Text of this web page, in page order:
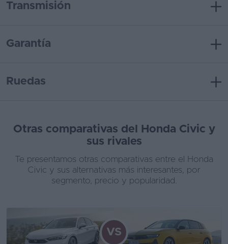
Transmisión
Garantía
Ruedas
Otras comparativas del Honda Civic y
sus rivales
Te presentamos otras comparativas entre el Honda
Civic y sus alternativas más interesantes, por
segmento, precio y popularidad.
VS